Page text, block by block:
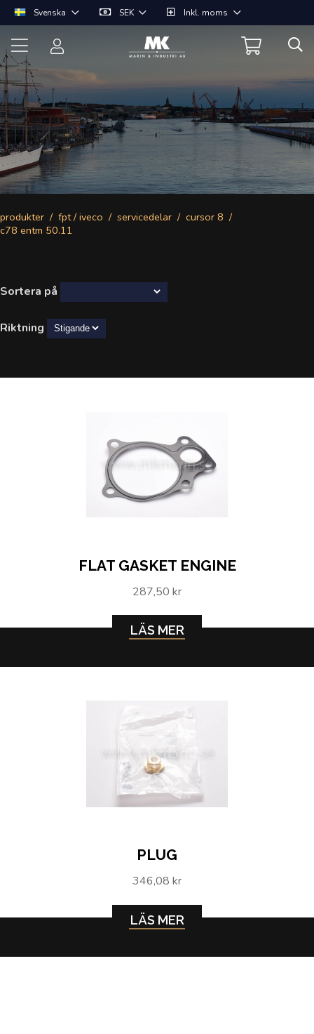
Svenska SEK Inkl. moms
produkter fpt / iveco servicedelar
cursor 8
c78 entm 50.11
Sortera på
Riktning
FLAT GASKET ENGINE
287,50 kr
LÄS MER
PLUG
346,08 kr
LÄS MER